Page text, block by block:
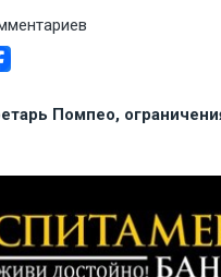
Помпео,